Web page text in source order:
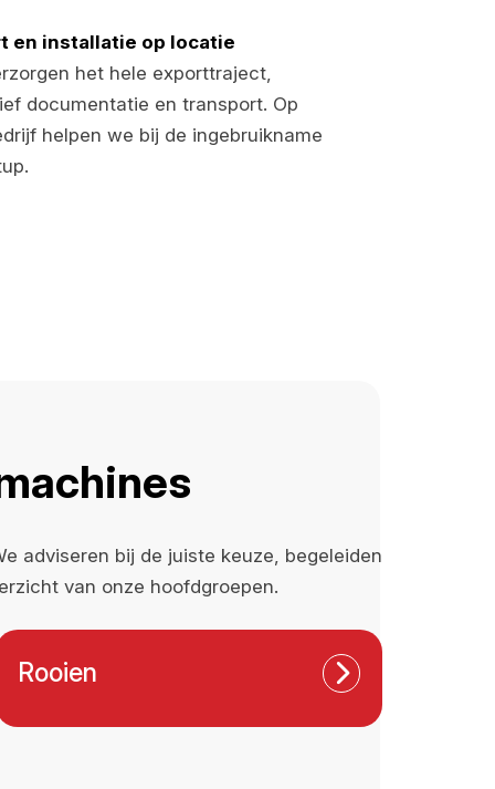
en installatie op locatie
het hele exporttraject,
documentatie en transport. Op
helpen we bij de ingebruikname
adviseren bij de juiste keuze, begeleiden
van onze hoofdgroepen.
Rooien